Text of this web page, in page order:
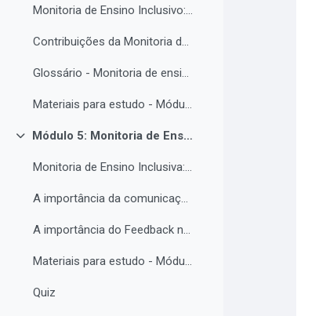
Monitoria de Ensino Inclusivo: Conceitos e Objetivos.
Contribuições da Monitoria de ensino inclusiva para o estudante com Necessidades Educacionais Específicas.
Glossário - Monitoria de ensino e educação inclusiva.
Materiais para estudo - Módulo 4.
Colapsar
Módulo 5: Monitoria de Ensino Inclusiva, comunicação e feedback.
Monitoria de Ensino Inclusiva: comunicação e feedback.
A importância da comunicação entre o(a) monitor(a) e o estudantes PNE.
A importância do Feedback na monitoria de ensino inclusiva.
Materiais para estudo - Módulo 5.
Quiz